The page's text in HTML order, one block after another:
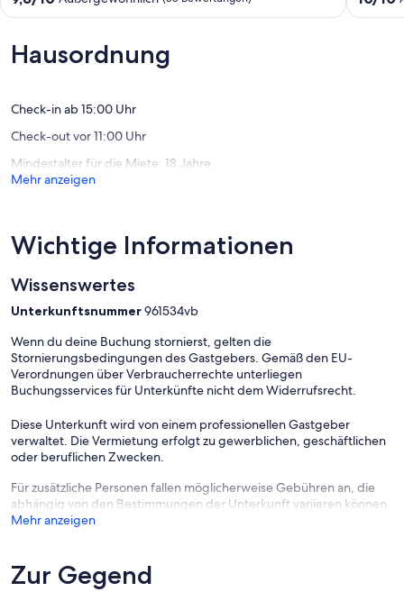
voll
kostenloses
Candler
von
Außergewöhnlich,
(85
Kamin,
von
Hausordnung
Check-in ab 15:00 Uhr
Check-out vor 11:00 Uhr
Mindestalter für die Miete: 18 Jahre
Mehr anzeigen
Wichtige Informationen
Wissenswertes
Unterkunftsnummer961534vb
Wenn du deine Buchung stornierst, gelten die
Stornierungsbedingungen des Gastgebers. Gemäß den EU-
Verordnungen über Verbraucherrechte unterliegen
Buchungsservices für Unterkünfte nicht dem Widerrufsrecht.
Diese Unterkunft wird von einem professionellen Gastgeber
verwaltet. Die Vermietung erfolgt zu gewerblichen, geschäftlichen
oder beruflichen Zwecken.
Für zusätzliche Personen fallen möglicherweise Gebühren an, die
abhängig von den Bestimmungen der Unterkunft variieren können.
Mehr anzeigen
Zur Gegend